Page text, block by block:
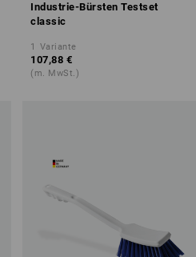
Industrie-Bürsten Testset
classic
1 Variante
107,88 €
(m. MwSt.)